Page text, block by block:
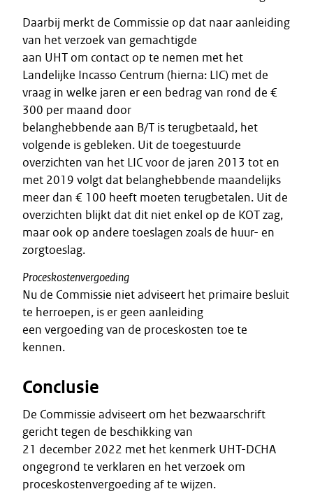
Daarbij merkt de Commissie op dat naar aanleiding
van het verzoek van gemachtigde
aan UHT om contact op te nemen met het
Landelijke Incasso Centrum (hierna: LIC) met de
vraag in welke jaren er een bedrag van rond de €
300 per maand door
belanghebbende aan B/T is terugbetaald, het
volgende is gebleken. Uit de toegestuurde
overzichten van het LIC voor de jaren 2013 tot en
met 2019 volgt dat belanghebbende maandelijks
meer dan € 100 heeft moeten terugbetalen. Uit de
overzichten blijkt dat dit niet enkel op de KOT zag,
maar ook op andere toeslagen zoals de huur- en
zorgtoeslag.
Proceskostenvergoeding
Nu de Commissie niet adviseert het primaire besluit
te herroepen, is er geen aanleiding
een vergoeding van de proceskosten toe te
kennen.
Conclusie
De Commissie adviseert om het bezwaarschrift
gericht tegen de beschikking van
21 december 2022 met het kenmerk UHT-DCHA
ongegrond te verklaren en het verzoek om
proceskostenvergoeding af te wijzen.